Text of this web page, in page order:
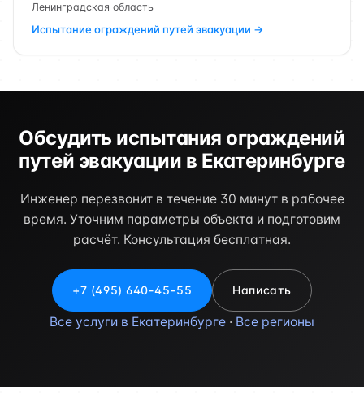
Ленинградская область
Испытание ограждений путей эвакуации →
Обсудить испытания ограждений
путей эвакуации в Екатеринбурге
Инженер перезвонит в течение 30 минут в рабочее
время. Уточним параметры объекта и подготовим
расчёт. Консультация бесплатная.
+7 (495) 640-45-55 Написать
Все услуги в Екатеринбурге · Все регионы